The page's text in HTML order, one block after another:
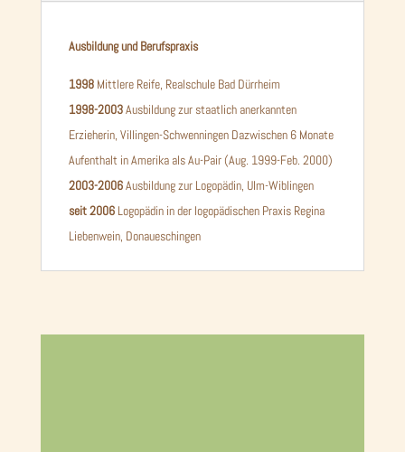
Ausbildung und Berufspraxis
1998Mittlere Reife, Realschule Bad Dürrheim
1998-2003Ausbildung zur staatlich anerkannten
Erzieherin, Villingen-Schwenningen Dazwischen 6 Monate
Aufenthalt in Amerika als Au-Pair (Aug. 1999-Feb. 2000)
2003-2006Ausbildung zur Logopädin, Ulm-Wiblingen
seit 2006Logopädin in der logopädischen Praxis Regina
Liebenwein, Donaueschingen